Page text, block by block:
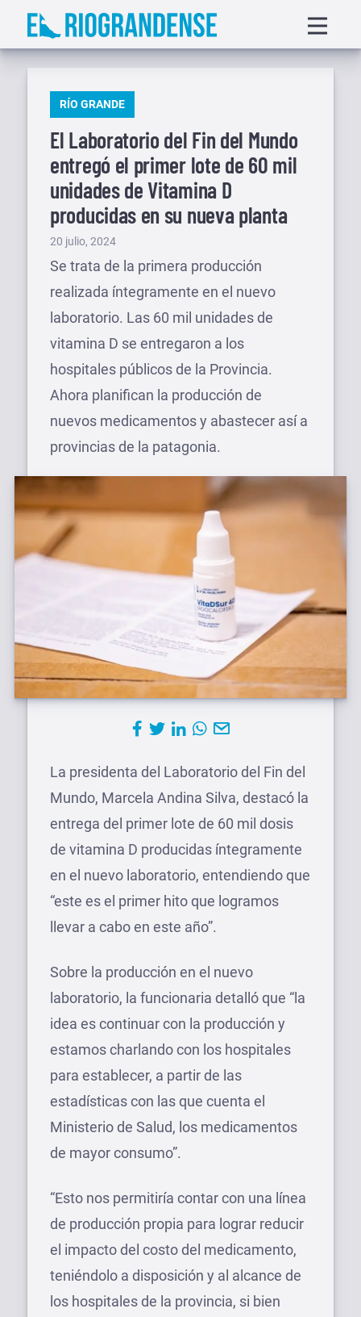
Saltar
menu
PUBLICADO
RÍO GRANDE
El Laboratorio del Fin del Mundo
entregó el primer lote de 60 mil
unidades de Vitamina D
producidas en su nueva planta
Publicado
el
20 julio, 2024
Se trata de la primera producción
realizada íntegramente en el nuevo
laboratorio. Las 60 mil unidades de
vitamina D se entregaron a los
hospitales públicos de la Provincia.
Ahora planifican la producción de
nuevos medicamentos y abastecer así a
provincias de la patagonia.
La presidenta del Laboratorio del Fin del
Mundo, Marcela Andina Silva, destacó la
entrega del primer lote de 60 mil dosis
de vitamina D producidas íntegramente
en el nuevo laboratorio, entendiendo que
“este es el primer hito que logramos
llevar a cabo en este año”.
Sobre la producción en el nuevo
laboratorio, la funcionaria detalló que “la
idea es continuar con la producción y
estamos charlando con los hospitales
para establecer, a partir de las
estadísticas con las que cuenta el
Ministerio de Salud, los medicamentos
de mayor consumo”.
“Esto nos permitiría contar con una línea
de producción propia para lograr reducir
el impacto del costo del medicamento,
teniéndolo a disposición y al alcance de
los hospitales de la provincia, si bien